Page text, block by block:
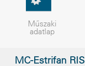
Műszaki
adatlap
MC-Estrifan RIS